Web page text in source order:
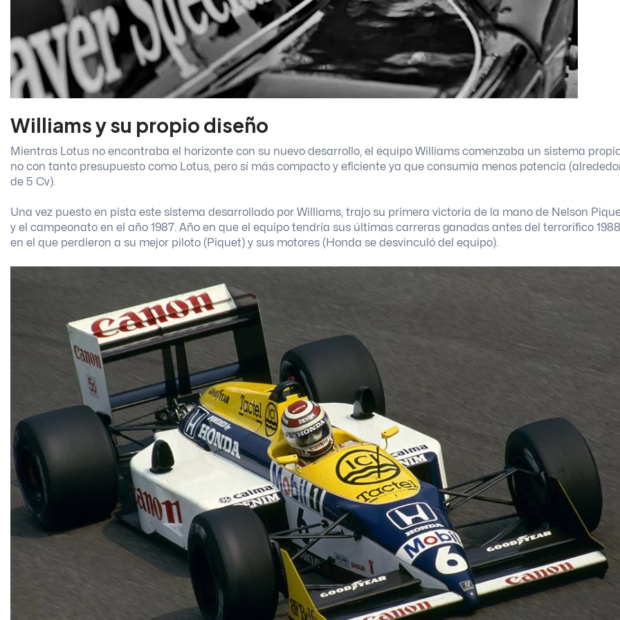
Williams y su propio diseño
Mientras Lotus no encontraba el horizonte con su nuevo desarrollo, el equipo Williams comenzaba un sistema
no con tanto presupuesto como Lotus, pero sí más compacto y eficiente ya que consumía menos potencia
de 5 Cv).
Una vez puesto en pista este sistema desarrollado por Williams, trajo su primera victoria de la mano de Nelson
y el campeonato en el año 1987. Año en que el equipo tendría sus últimas carreras ganadas antes del terrorífico 1988
en el que perdieron a su mejor piloto (Piquet) y sus motores (Honda se desvinculó del equipo).